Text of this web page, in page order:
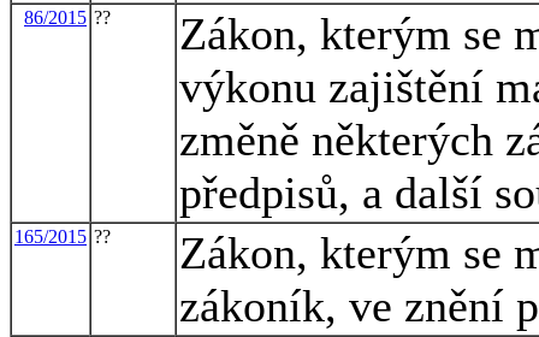
86/2015 ??
Zákon, kterým se
výkonu zajištění
změně některých
předpisů, a další
165/2015 ??
Zákon, kterým se
zákoník, ve znění